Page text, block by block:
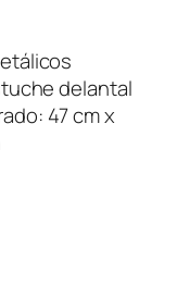
delantal
47 cm x